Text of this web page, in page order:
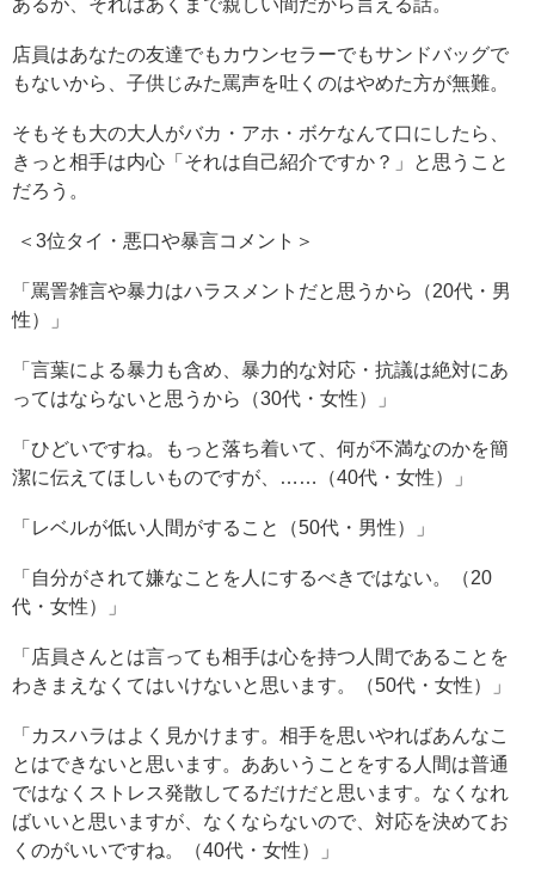
あるが、それはあくまで親しい間だから言える話。
店員はあなたの友達でもカウンセラーでもサンドバッグで
もないから、子供じみた罵声を吐くのはやめた方が無難。
そもそも大の大人がバカ・アホ・ボケなんて口にしたら、
きっと相手は内心「それは自己紹介ですか？」と思うこと
だろう。
＜3位タイ・悪口や暴言コメント＞
「罵詈雑言や暴力はハラスメントだと思うから（20代・男
性）」
「言葉による暴力も含め、暴力的な対応・抗議は絶対にあ
ってはならないと思うから（30代・女性）」
「ひどいですね。もっと落ち着いて、何が不満なのかを簡
潔に伝えてほしいものですが、……（40代・女性）」
「レベルが低い人間がすること（50代・男性）」
「自分がされて嫌なことを人にするべきではない。（20
代・女性）」
「店員さんとは言っても相手は心を持つ人間であることを
わきまえなくてはいけないと思います。（50代・女性）」
「カスハラはよく見かけます。相手を思いやればあんなこ
とはできないと思います。ああいうことをする人間は普通
ではなくストレス発散してるだけだと思います。なくなれ
ばいいと思いますが、なくならないので、対応を決めてお
くのがいいですね。（40代・女性）」